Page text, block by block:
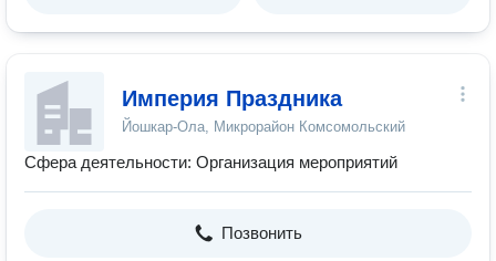
Империя Праздника
Йошкар-Ола, Микрорайон Комсомольский
Сфера деятельности: Организация мероприятий
Позвонить